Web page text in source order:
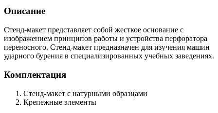
Описание
Стенд-макет представляет собой жесткое основание с
изображением принципов работы и устройства перфоратора
переносного. Стенд-макет предназначен для изучения машин
ударного бурения в специализированных учебных заведениях.
Комплектация
Стенд-макет с натурными образцами
Крепежные элементы